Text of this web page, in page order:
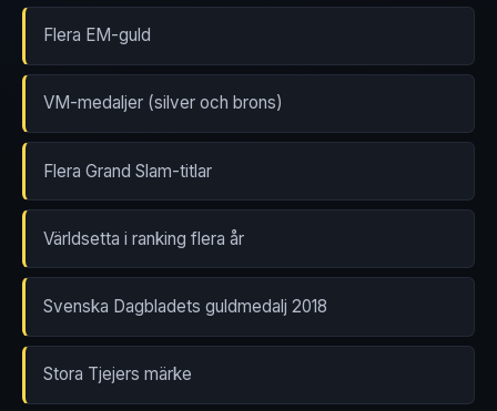
Flera EM-guld
VM-medaljer (silver och brons)
Flera Grand Slam-titlar
Världsetta i ranking flera år
Svenska Dagbladets guldmedalj 2018
Stora Tjejers märke